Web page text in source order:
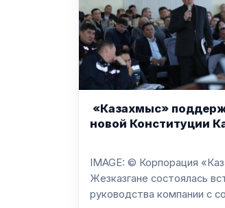
«Казахмыс»
новой Конституции
IMAGE: © Корпорация
Жезказгане состоялась
руководства компании с